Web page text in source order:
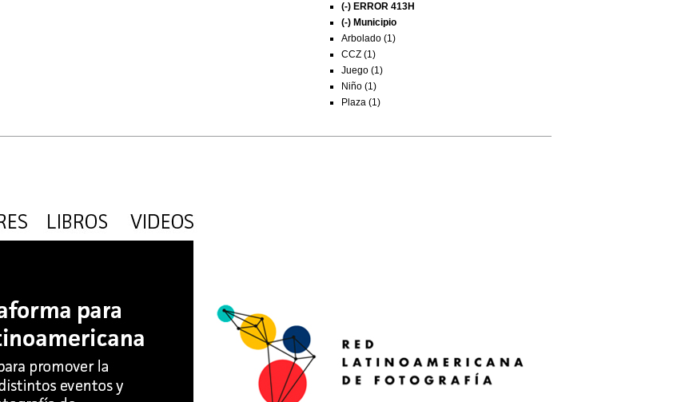
(-) ERROR 413H
(-) Municipio
Arbolado (1)
CCZ (1)
Juego (1)
Niño (1)
Plaza (1)